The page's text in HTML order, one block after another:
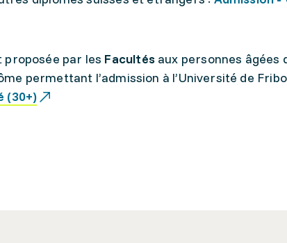
proposée par les Facultésaux personnes âgées
permettant l’admission à l’Université de
(30+)